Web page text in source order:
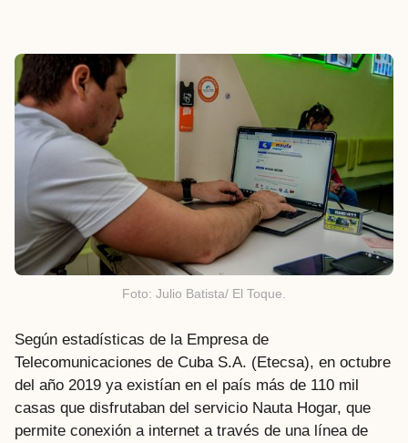
Foto: Julio Batista/ El Toque.
Según estadísticas de la Empresa de
Telecomunicaciones de Cuba S.A. (Etecsa), en octubre
del año 2019 ya existían en el país más de 110 mil
casas que disfrutaban del servicio Nauta Hogar, que
permite conexión a internet a través de una línea de